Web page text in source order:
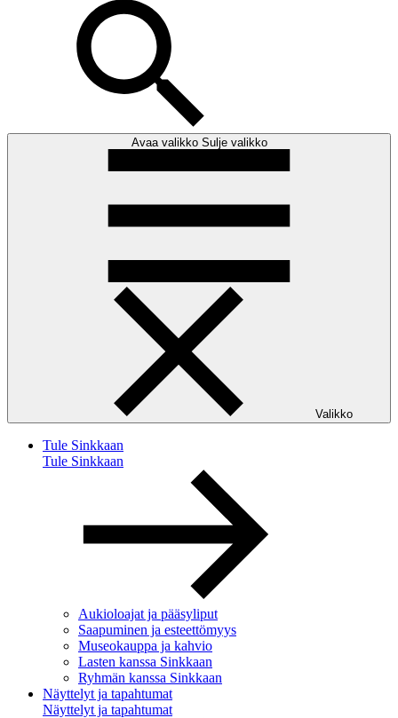
Avaa valikko Sulje valikko
Valikko
Tule Sinkkaan
Tule Sinkkaan
Aukioloajat ja pääsyliput
Saapuminen ja esteettömyys
Museokauppa ja kahvio
Lasten kanssa Sinkkaan
Ryhmän kanssa Sinkkaan
Näyttelyt ja tapahtumat
Näyttelyt ja tapahtumat